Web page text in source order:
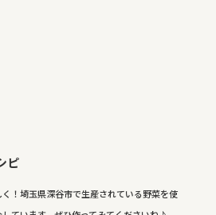
ピ
！埼玉県深谷市で生産されている野菜を使